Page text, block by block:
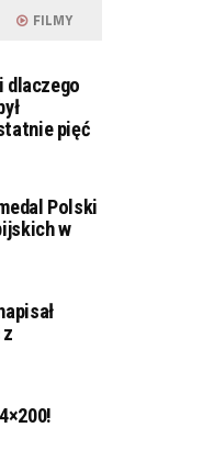
FILMY
dlaczego
pięć
Polski
w